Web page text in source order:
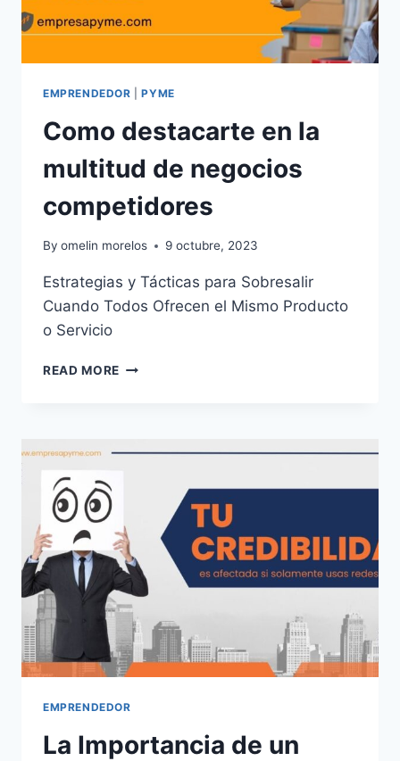
EMPRENDEDOR |PYME
Como destacarte en la
multitud de negocios
competidores
By omelin morelos 9 octubre, 2023
Estrategias y Tácticas para Sobresalir
Cuando Todos Ofrecen el Mismo Producto
o Servicio
READ MORE COMO
COMPETIDORES
EMPRENDEDOR
La Importancia de un